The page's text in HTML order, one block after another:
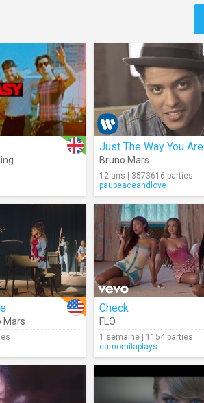
Just The Way You Are
Bruno Mars
12 ans | 3573616 parties
paupeaceandlove
Mars
Check
FLO
1 semaine | 1154 parties
camomilaplays